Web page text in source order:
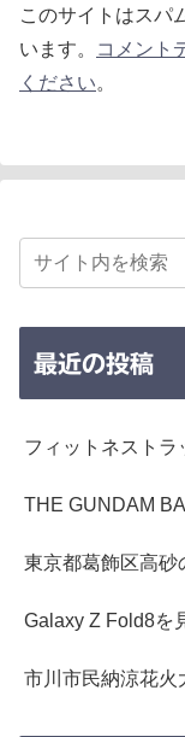
このサイトはスパ
います。
コメント
ください。
最近の投稿
フィットネスト
THE GUNDAM
東京都葛飾区高砂
Galaxy Z Fold8を
市川市民納涼花火